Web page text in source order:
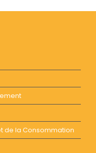
de la Consommation